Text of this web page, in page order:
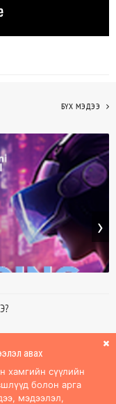
БҮХ МЭДЭЭ
›
авах
хамгийн сүүлийн
болон арга
мэдээлэл,